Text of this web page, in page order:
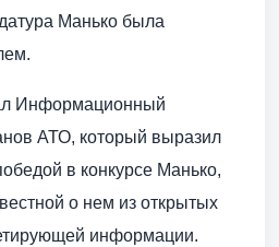
Манько была
Информационный
АТО, который выразил
в конкурсе Манько,
о нем из открытых
информации.